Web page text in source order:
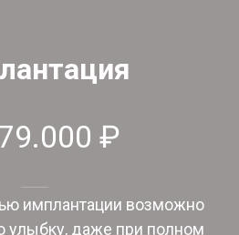
₽
имплантации возможно
улыбку, даже при полном